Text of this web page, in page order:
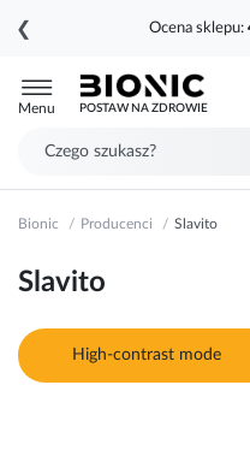
Ocena sklepu:
❮
do
treści
Menu POSTAW NA ZDROWIE
Bionic Producenci Slavito
Slavito
High-contrast mode